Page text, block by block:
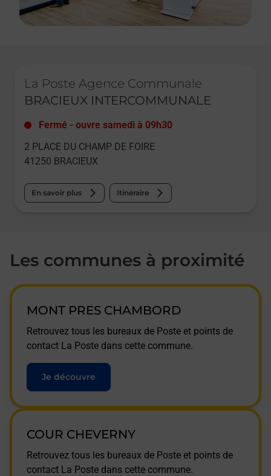
La Poste Agence Communale
BRACIEUX INTERCOMMUNALE
Fermé - ouvre samedi à 09h30
2 PLACE DU CHAMP DE FOIRE
41250 BRACIEUX
En savoir plus Itinéraire
Les communes à proximité
MONT PRES CHAMBORD
Retrouvez tous les bureaux de Poste et points de
contact La Poste dans cette commune.
Je découvre
COUR CHEVERNY
Retrouvez tous les bureaux de Poste et points de
contact La Poste dans cette commune.